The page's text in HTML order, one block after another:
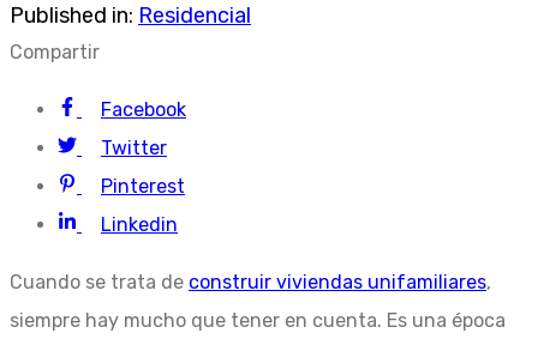
Published in: Residencial
Compartir
Facebook
Twitter
Pinterest
Linkedin
Cuando se trata de construir viviendas unifamiliares,
siempre hay mucho que tener en cuenta. Es una época